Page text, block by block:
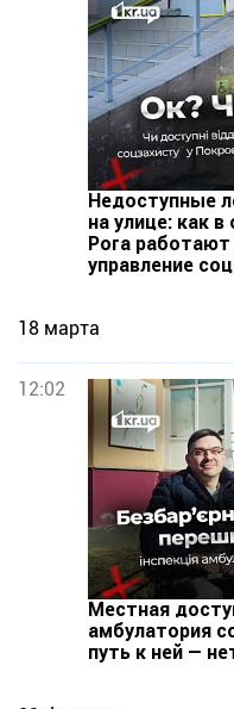
Недоступные
на улице: как
Рога
управление
18 марта
12:02
Местная
амбулатория
путь к ней —